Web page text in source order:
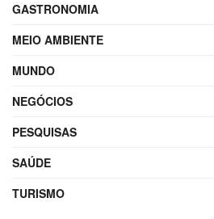
GASTRONOMIA
MEIO AMBIENTE
MUNDO
NEGÓCIOS
PESQUISAS
SAÚDE
TURISMO